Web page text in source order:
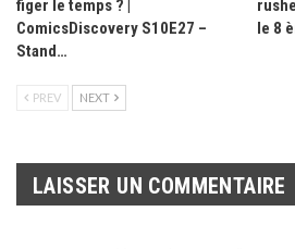
figer le temps ? |
ComicsDiscovery S10E27 –
Stand…
le 8
PREV NEXT
LAISSER UN COMMENTAIRE